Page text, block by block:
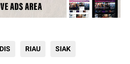
RIAU SIAK